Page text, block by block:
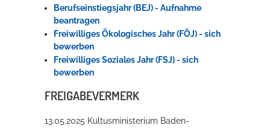
Berufseinstiegsjahr (BEJ) - Aufnahme
beantragen
Freiwilliges Ökologisches Jahr (FÖJ) - sich
bewerben
Freiwilliges Soziales Jahr (FSJ) - sich
bewerben
FREIGABEVERMERK
13.05.2025 Kultusministerium Baden-